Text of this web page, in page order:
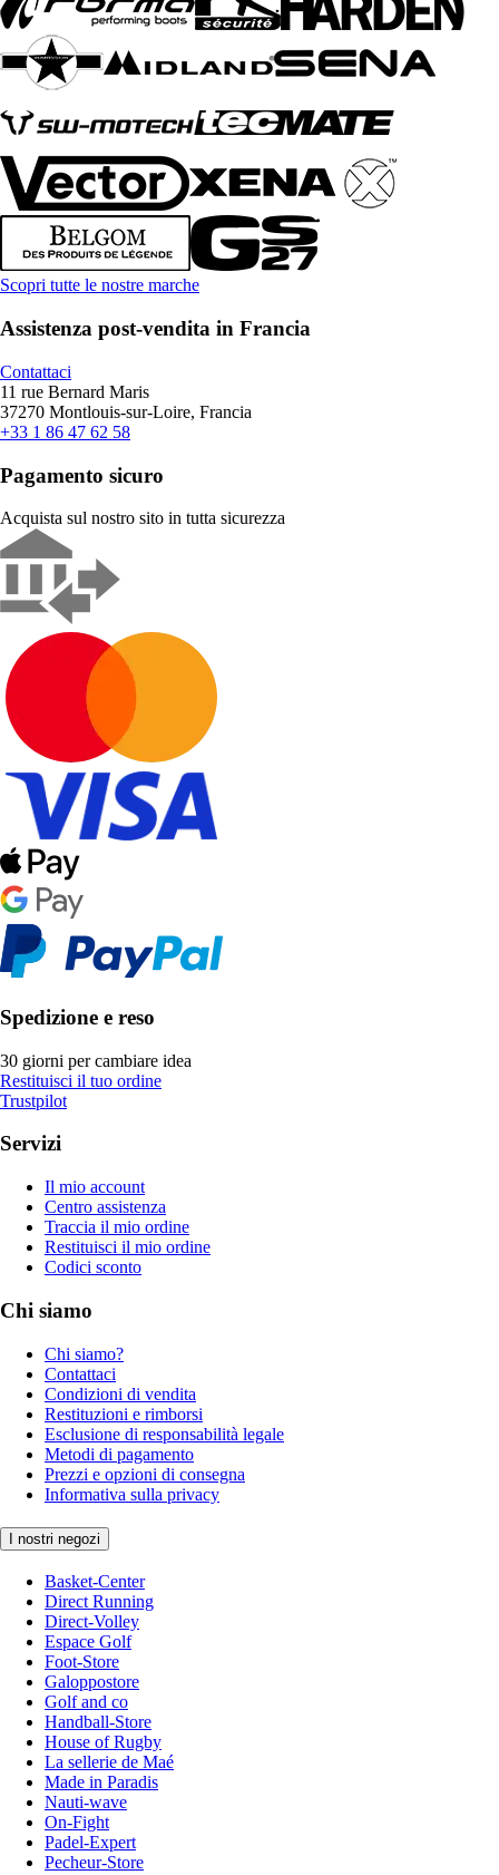
Scopri tutte le nostre marche
Assistenza post-vendita in Francia
Contattaci
11 rue Bernard Maris
37270 Montlouis-sur-Loire, Francia
+33 1 86 47 62 58
Pagamento sicuro
Acquista sul nostro sito in tutta sicurezza
Spedizione e reso
30 giorni per cambiare idea
Restituisci il tuo ordine
Trustpilot
Servizi
Il mio account
Centro assistenza
Traccia il mio ordine
Restituisci il mio ordine
Codici sconto
Chi siamo
Chi siamo?
Contattaci
Condizioni di vendita
Restituzioni e rimborsi
Esclusione di responsabilità legale
Metodi di pagamento
Prezzi e opzioni di consegna
Informativa sulla privacy
I nostri negozi
Basket-Center
Direct Running
Direct-Volley
Espace Golf
Foot-Store
Galoppostore
Golf and co
Handball-Store
House of Rugby
La sellerie de Maé
Made in Paradis
Nauti-wave
On-Fight
Padel-Expert
Pecheur-Store